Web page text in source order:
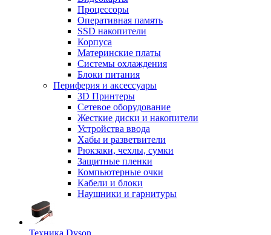
Процессоры
Оперативная память
SSD накопители
Корпуса
Материнские платы
Системы охлаждения
Блоки питания
Периферия и аксессуары
3D Принтеры
Сетевое оборудование
Жесткие диски и накопители
Устройства ввода
Хабы и разветвители
Рюкзаки, чехлы, сумки
Защитные пленки
Компьютерные очки
Кабели и блоки
Наушники и гарнитуры
Техника Dyson